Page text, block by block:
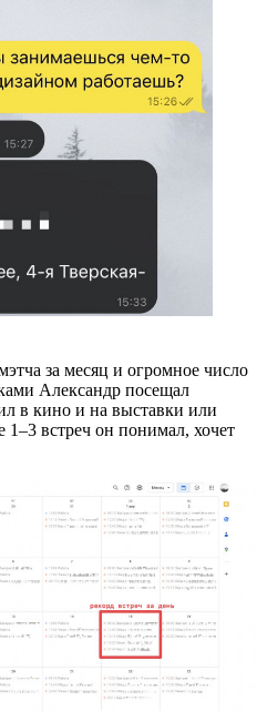
за месяц и огромное число
Александр посещал
в кино и на выставки или
1–3 встреч он понимал, хочет